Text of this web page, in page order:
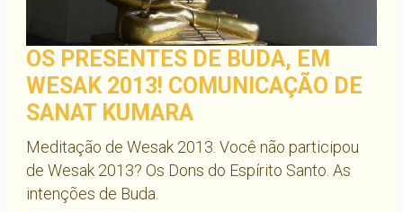
OS PRESENTES DE BUDA, EM
WESAK 2013! COMUNICAÇÃO DE
SANAT KUMARA
Meditação de Wesak 2013. Você não participou
de Wesak 2013? Os Dons do Espírito Santo. As
intenções de Buda.